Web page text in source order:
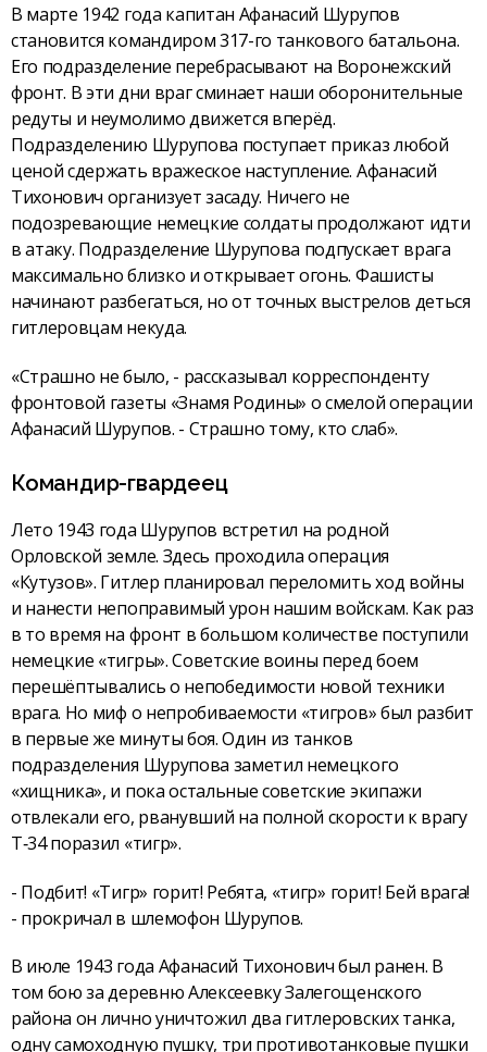
В марте 1942 года капитан Афанасий Шурупов
становится командиром 317-го танкового батальона.
Его подразделение перебрасывают на Воронежский
фронт. В эти дни враг сминает наши оборонительные
редуты и неумолимо движется вперёд.
Подразделению Шурупова поступает приказ любой
ценой сдержать вражеское наступление. Афанасий
Тихонович организует засаду. Ничего не
подозревающие немецкие солдаты продолжают идти
в атаку. Подразделение Шурупова подпускает врага
максимально близко и открывает огонь. Фашисты
начинают разбегаться, но от точных выстрелов деться
гитлеровцам некуда.
«Страшно не было, - рассказывал корреспонденту
фронтовой газеты «Знамя Родины» о смелой операции
Афанасий Шурупов. - Страшно тому, кто слаб».
Командир-гвардеец
Лето 1943 года Шурупов встретил на родной
Орловской земле. Здесь проходила операция
«Кутузов». Гитлер планировал переломить ход войны
и нанести непоправимый урон нашим войскам. Как раз
в то время на фронт в большом количестве поступили
немецкие «тигры». Советские воины перед боем
перешёптывались о непобедимости новой техники
врага. Но миф о непробиваемости «тигров» был разбит
в первые же минуты боя. Один из танков
подразделения Шурупова заметил немецкого
«хищника», и пока остальные советские экипажи
отвлекали его, рванувший на полной скорости к врагу
Т‑34 поразил «тигр».
- Подбит! «Тигр» горит! Ребята, «тигр» горит! Бей врага!
- прокричал в шлемофон Шурупов.
В июле 1943 года Афанасий Тихонович был ранен. В
том бою за деревню Алексеевку Залегощенского
района он лично уничтожил два гитлеровских танка,
одну самоходную пушку, три противотанковые пушки